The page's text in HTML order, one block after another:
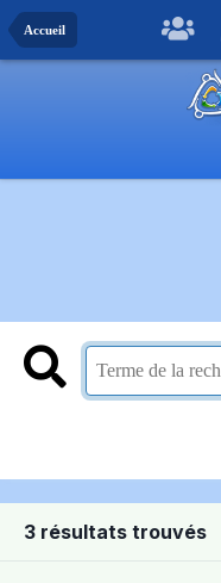
Accueil
3 résultats trouvés